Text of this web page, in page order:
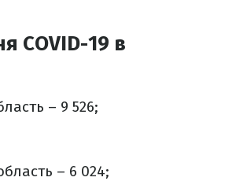
COVID-19 в
– 9 526;
– 6 024;